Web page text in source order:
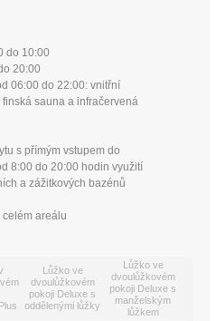
do 10:00
20:00
06:00 do 22:00: vnitřní
sauna a infračervená
s přímým vstupem do
8:00 do 20:00 hodin využití
a zážitkových bazénů
areálu
Lůžko ve
dvoulůžkovém
pokoji Deluxe s
oddělenými lůžky
Lůžko ve
dvoulůžkovém
pokoji Deluxe s
manželským
lůžkem